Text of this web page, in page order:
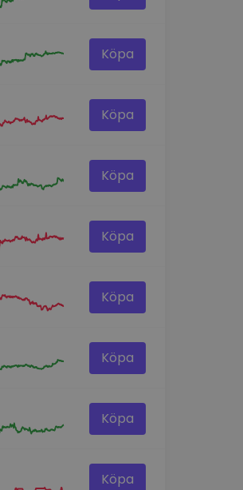
Köpa
Köpa
Köpa
Köpa
Köpa
Köpa
Köpa
Köpa